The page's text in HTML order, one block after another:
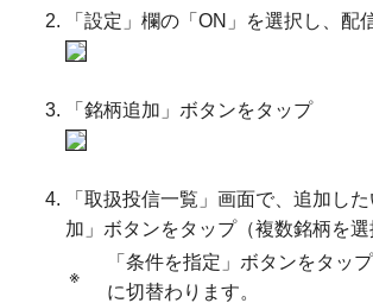
「設定」欄の「ON」を選択し、配
「銘柄追加」ボタンをタップ
「取扱投信一覧」画面で、追加し
加」ボタンをタップ（複数銘柄を選
※
「条件を指定」ボタンをタッ
に切替わります。